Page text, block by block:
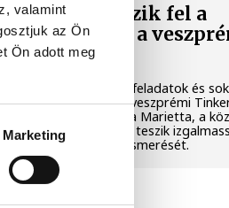
valamint
az Ön
Ön adott meg
Marketing
közben fedezik fel a
világát a
kísérletek, kreatív feladatok és
várja a gyerekeket a veszprémi
Videónkban Balassa Marietta, a
mutatja be, hogyan teszik
megismerését.